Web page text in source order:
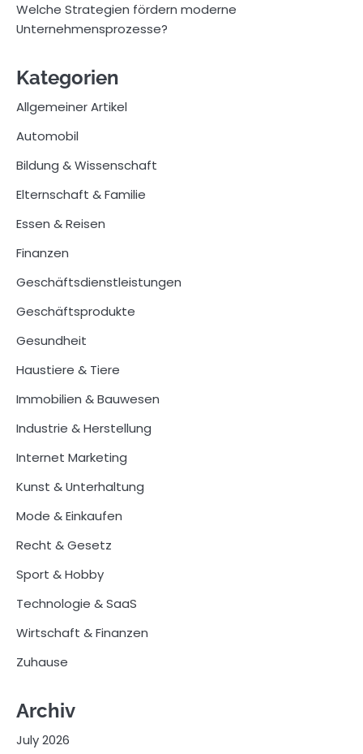
Welche Strategien fördern moderne
Unternehmensprozesse?
Kategorien
Allgemeiner Artikel
Automobil
Bildung & Wissenschaft
Elternschaft & Familie
Essen & Reisen
Finanzen
Geschäftsdienstleistungen
Geschäftsprodukte
Gesundheit
Haustiere & Tiere
Immobilien & Bauwesen
Industrie & Herstellung
Internet Marketing
Kunst & Unterhaltung
Mode & Einkaufen
Recht & Gesetz
Sport & Hobby
Technologie & SaaS
Wirtschaft & Finanzen
Zuhause
Archiv
July 2026